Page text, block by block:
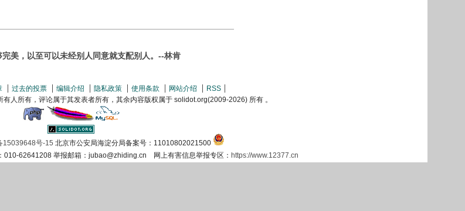
完美，以至可以未经别人同意就支配别人。--林肯
过去的投票 编辑介绍 隐私政策 使用条款 网站介绍
RSS
人所有，评论属于其发表者所有，其余内容版权属于 solidot.org(2009-2026) 所有 。
15039648号-15 北京市公安局海淀分局备案号：11010802021500
62641208 举报邮箱：jubao@zhiding.cn 网上有害信息举报专区： https://www.12377.cn